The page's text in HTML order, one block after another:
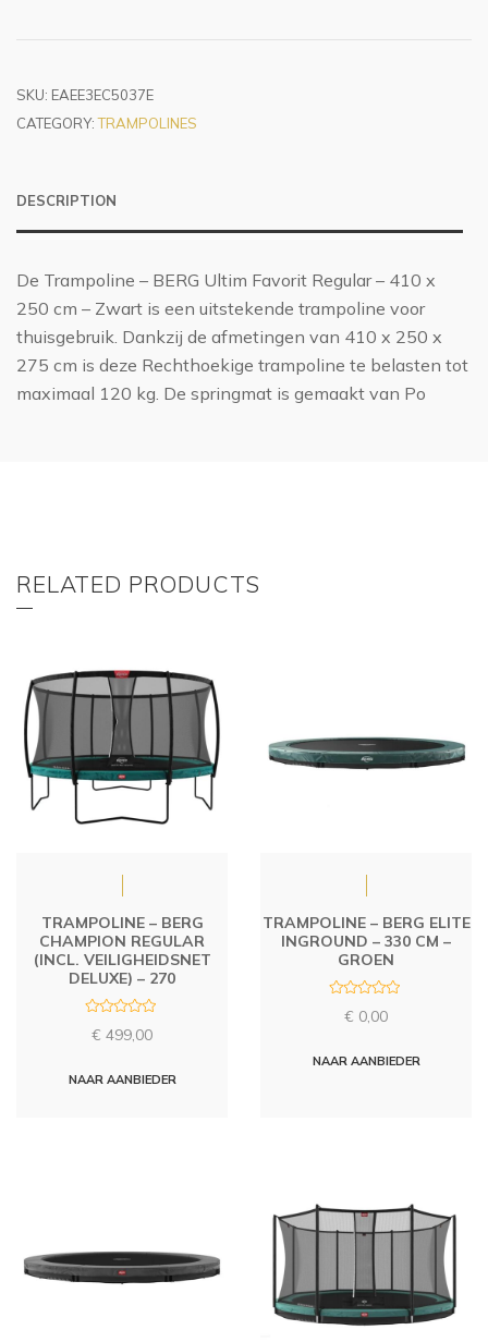
SKU: EAEE3EC5037E
CATEGORY:TRAMPOLINES
DESCRIPTION
De Trampoline – BERG Ultim Favorit Regular – 410 x
250 cm – Zwart is een uitstekende trampoline voor
thuisgebruik. Dankzij de afmetingen van 410 x 250 x
275 cm is deze Rechthoekige trampoline te belasten tot
maximaal 120 kg. De springmat is gemaakt van Po
RELATED PRODUCTS
TRAMPOLINE – BERG
CHAMPION REGULAR
(INCL. VEILIGHEIDSNET
DELUXE) – 270
a
d
€ 499,00
NAAR AANBIEDER
TRAMPOLINE – BERG ELITE
INGROUND – 330 CM –
GROEN
d
€ 0,00
NAAR AANBIEDER